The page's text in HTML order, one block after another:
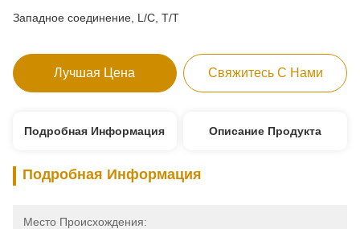
Западное соединение, L/C, T/T
Лучшая Цена Свяжитесь С Нами
Подробная Информация Описание Продукта
Подробная Информация
Место Происхождения: